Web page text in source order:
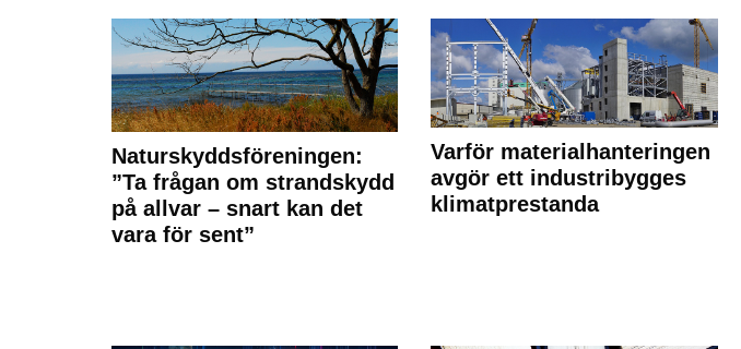
Naturskyddsföreningen:
”Ta frågan om strandskydd
på allvar – snart kan det
vara för sent”
Varför materialhanteringen
avgör ett industribygges
klimatprestanda